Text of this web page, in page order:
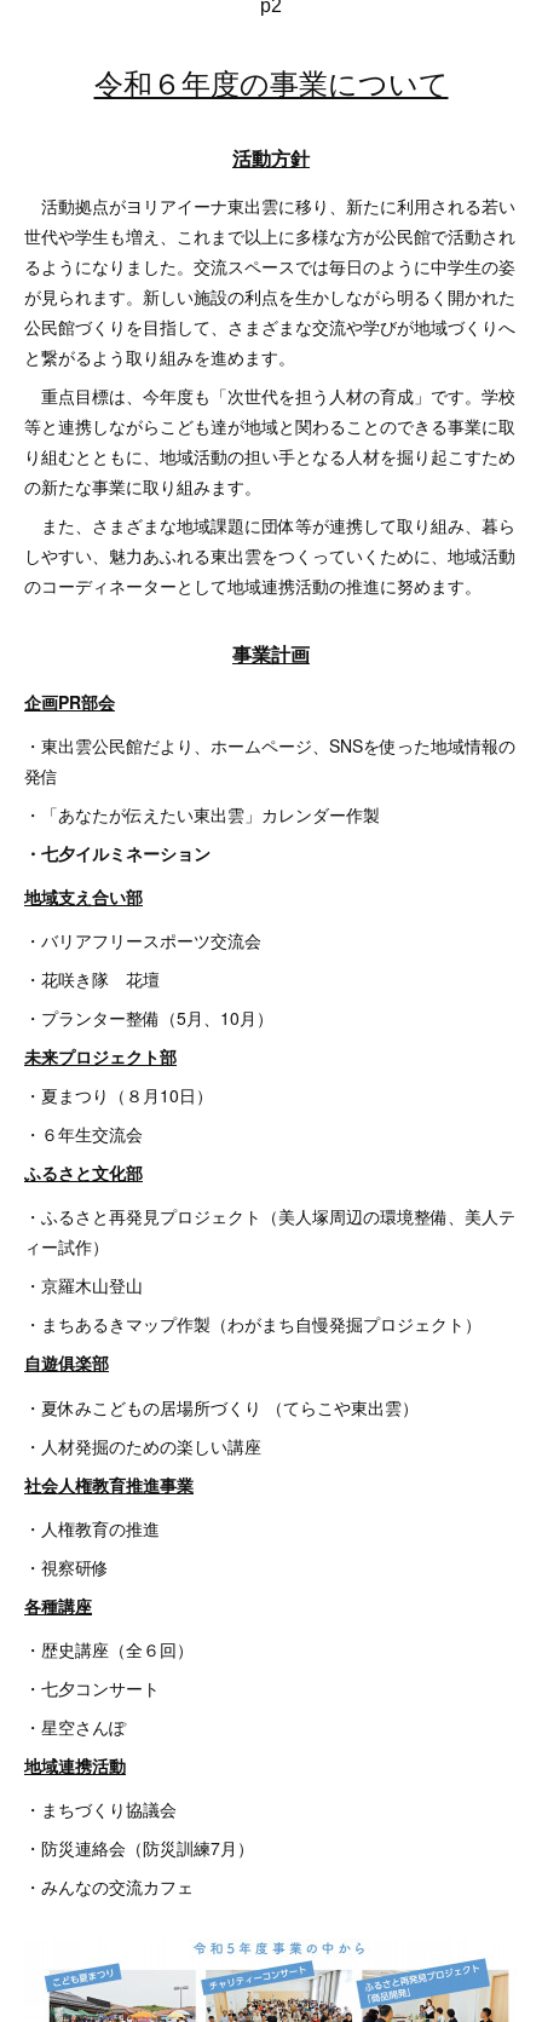
p2
令和６年度の事業について
活動方針
活動拠点がヨリアイーナ東出雲に移り、新たに利用される若い
世代や学生も増え、これまで以上に多様な方が公民館で活動され
るようになりました。交流スペースでは毎日のように中学生の姿
が見られます。新しい施設の利点を生かしながら明るく開かれた
公民館づくりを目指して、さまざまな交流や学びが地域づくりへ
と繋がるよう取り組みを進めます。
重点目標は、今年度も「次世代を担う人材の育成」です。学校
等と連携しながらこども達が地域と関わることのできる事業に取
り組むとともに、地域活動の担い手となる人材を掘り起こすため
の新たな事業に取り組みます。
また、さまざまな地域課題に団体等が連携して取り組み、暮ら
しやすい、魅力あふれる東出雲をつくっていくために、地域活動
のコーディネーターとして地域連携活動の推進に努めます。
事業計画
企画PR部会
・東出雲公民館だより、ホームページ、SNSを使った地域情報の
発信
・「あなたが伝えたい東出雲」カレンダー作製
・七夕イルミネーション
地域支え合い部
・バリアフリースポーツ交流会
・花咲き隊 花壇
・プランター整備（5月、10月）
未来プロジェクト部
・夏まつり（８月10日）
・６年生交流会
ふるさと文化部
・ふるさと再発見プロジェクト（美人塚周辺の環境整備、美人テ
ィー試作）
・京羅木山登山
・まちあるきマップ作製（わがまち自慢発掘プロジェクト）
自遊俱楽部
・夏休みこどもの居場所づくり （てらこや東出雲）
・人材発掘のための楽しい講座
社会人権教育推進事業
・人権教育の推進
・視察研修
各種講座
・歴史講座（全６回）
・七夕コンサート
・星空さんぽ
地域連携活動
・まちづくり協議会
・防災連絡会（防災訓練7月）
・みんなの交流カフェ